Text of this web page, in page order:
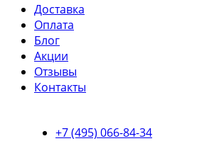
Доставка
Оплата
Блог
Акции
Отзывы
Контакты
+7 (495) 066-84-34